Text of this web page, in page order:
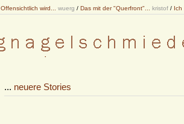
Offensichtlich wird... wuerg / Das mit der "Querfront"... kristof / Ich
... neuere Stories